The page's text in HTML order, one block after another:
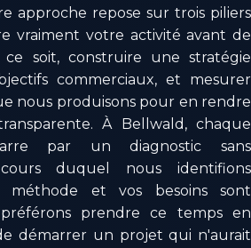
approche repose sur trois piliers
vraiment votre activité avant de
soit, construire une stratégie
commerciaux, et mesurer
nous produisons pour en rendre
À Bellwald, chaque
par un diagnostic sans
duquel nous identifions
méthode et vos besoins sont
prendre ce temps en
démarrer un projet qui n'aurait